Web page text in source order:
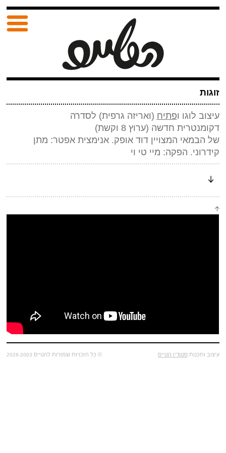
זוגות
עיצוב לוגו ופתיח (ואריזה גרפית) לסדרה
דקומנטרית חדשה (ערוץ 8 וקשת)
של הבמאי המצויין דוד אופק. אנימצית אפטר: מתן
קידרוני. הפקה: מיי טי וי
© כל הזכויות שמורות להטייס 2026-2003 עיצוב ותכנותסטודיו הטייס